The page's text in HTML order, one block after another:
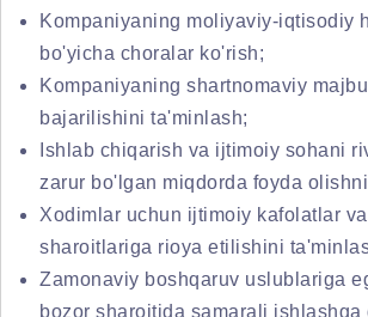
Kompaniyaning moliyaviy-iqtisodiy
bo'yicha choralar ko'rish;
Kompaniyaning shartnomaviy
bajarilishini ta'minlash;
Ishlab chiqarish va ijtimoiy sohani
zarur bo'lgan miqdorda foyda
Xodimlar uchun ijtimoiy kafolatlar
sharoitlariga rioya etilishini
Zamonaviy boshqaruv uslublariga
bozor sharoitida samarali ishlashga